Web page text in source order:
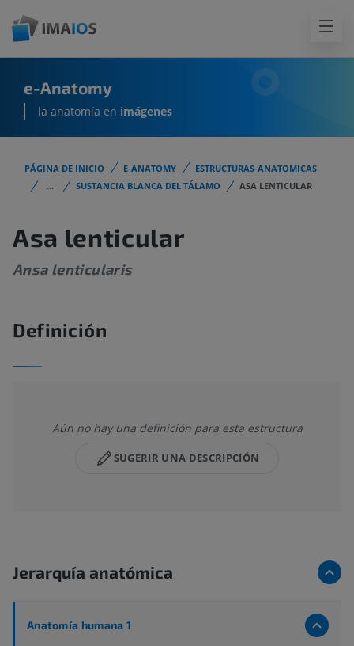
e-Anatomy
la anatomía en imágenes
PÁGINA DE INICIO E-ANATOMY
ESTRUCTURAS-ANATOMICAS
...
SUSTANCIA BLANCA DEL TÁLAMO ASA LENTICULAR
Asa lenticular
Ansa lenticularis
Definición
Aún no hay una definición para esta estructura
SUGERIR UNA DESCRIPCIÓN
Jerarquía anatómica
Anatomía humana 1